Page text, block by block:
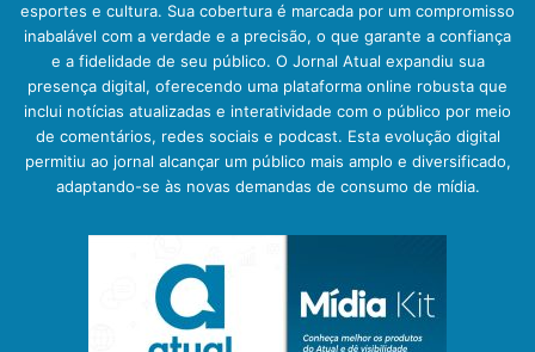
esportes e cultura. Sua cobertura é marcada por um compromisso
inabalável com a verdade e a precisão, o que garante a confiança
e a fidelidade de seu público. O Jornal Atual expandiu sua
presença digital, oferecendo uma plataforma online robusta que
inclui notícias atualizadas e interatividade com o público por meio
de comentários, redes sociais e podcast. Esta evolução digital
permitiu ao jornal alcançar um público mais amplo e diversificado,
adaptando-se às novas demandas de consumo de mídia.